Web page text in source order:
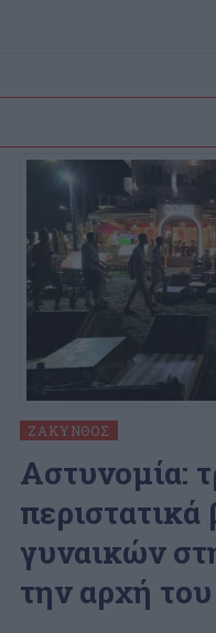
ΖΆΚΥΝΘΟΣ
Αστυνομία:
περιστατικά
γυναικών
την αρχή